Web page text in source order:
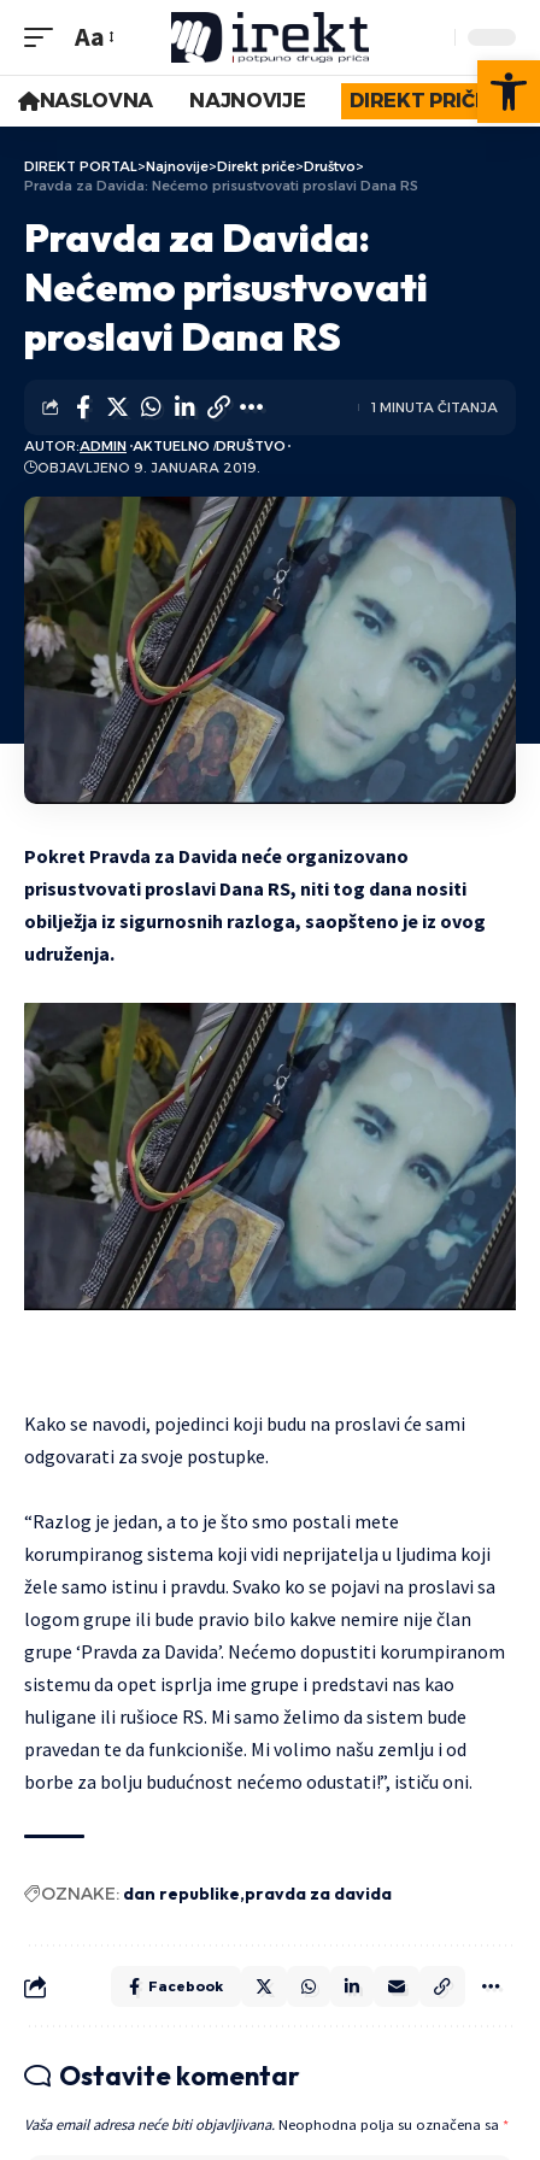
Aa
NASLOVNA NAJNOVIJE DIREKT PRIČE
DIREKT PORTAL>Najnovije>Direkt priče>Društvo>
Pravda za Davida: Nećemo prisustvovati proslavi Dana RS
Pravda za Davida:
Nećemo prisustvovati
proslavi Dana RS
AUTOR:ADMIN AKTUELNO DRUŠTVO
OBJAVLJENO 9. JANUARA 2019.
1 MINUTA ČITANJA
Pokret Pravda za Davida neće organizovano
prisustvovati proslavi Dana RS, niti tog dana nositi
obilježja iz sigurnosnih razloga, saopšteno je iz ovog
udruženja.
Kako se navodi, pojedinci koji budu na proslavi će sami
odgovarati za svoje postupke.
“Razlog je jedan, a to je što smo postali mete
korumpiranog sistema koji vidi neprijatelja u ljudima koji
žele samo istinu i pravdu. Svako ko se pojavi na proslavi sa
logom grupe ili bude pravio bilo kakve nemire nije član
grupe ‘Pravda za Davida’. Nećemo dopustiti korumpiranom
sistemu da opet isprlja ime grupe i predstavi nas kao
huligane ili rušioce RS. Mi samo želimo da sistem bude
pravedan te da funkcioniše. Mi volimo našu zemlju i od
borbe za bolju budućnost nećemo odustati!”, ističu oni.
OZNAKE: dan republike pravda za davida
Facebook
Ostavite komentar
Vaša email adresa neće biti objavljivana. Neophodna polja su označena sa *